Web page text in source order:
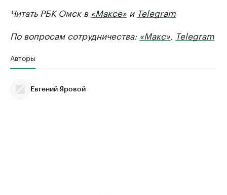
Читать РБК Омск в «Максе» и Telegram
По вопросам сотрудничества: «Макс» Telegram
Авторы
Евгений Яровой